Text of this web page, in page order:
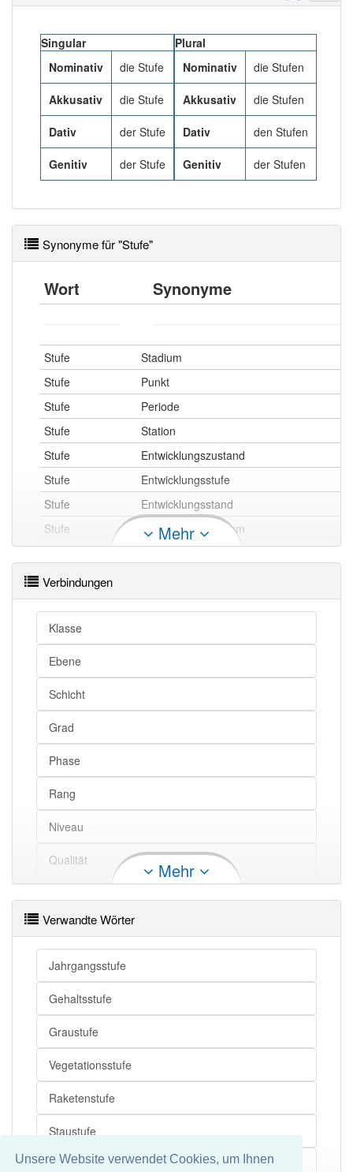
Unsere Website verwendet Cookies, um Ihnen
Artikeldie: 0
97% unserer Spielapp-Nutzer haben den Artikel
korrekt erraten.
Singular
Nominativ
die Stufe
Akkusativ die Stufe
Dativ der Stufe
Genitiv der Stufe
Plural
Nominativ
die Stufen
Akkusativ die Stufen
Dativ den Stufen
Genitiv der Stufen
Synonyme für "Stufe"
Wort Synonyme
Stufe
Stadium
Stufe
Punkt
Stufe
Periode
Stufe
Station
Stufe
Entwicklungszustand
Stufe
Entwicklungsstufe
Stufe
Entwicklungsstand
Stufe
Entwicklungsstadium
Stufe
Stufe
Abschnitt
Stufe
Stufe
Stufe
Niveau
Stufe
Höhe
Stufe
Stufe
Stufe
Ebene
Stufe
Rang
Stufe
Qualität
Stufe
Stufe
Grad
Stufe
Stufe
Stufe
Abschnitt
Stufe openthesaurus
Mehr
Verbindungen
Klasse
Ebene
Schicht
Grad
Phase
Rang
Niveau
Qualität
Entwicklungsabschnitt
Pegel
Periode
Abschnitt
Level
Stadium
Entwicklungsstadium
Entwicklungsphase
Mehr
Verwandte Wörter
Jahrgangsstufe
Gehaltsstufe
Graustufe
Vegetationsstufe
Raketenstufe
Staustufe
Geheimhaltungsstufe